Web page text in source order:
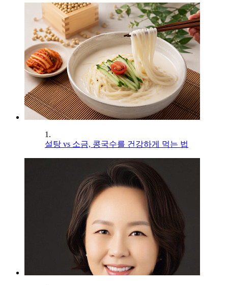
1.
설탕 vs 소금, 콩국수를 건강하게 먹는 법